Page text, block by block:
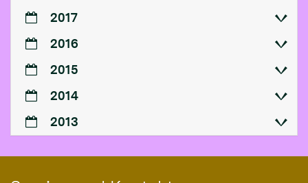
2017
2016
2015
2014
2013